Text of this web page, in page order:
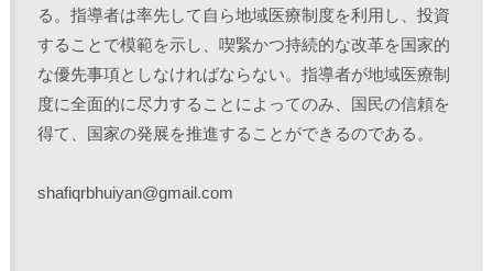
る。指導者は率先して自ら地域医療制度を利用し、投資
することで模範を示し、喫緊かつ持続的な改革を国家的
な優先事項としなければならない。指導者が地域医療制
度に全面的に尽力することによってのみ、国民の信頼を
得て、国家の発展を推進することができるのである。
shafiqrbhuiyan@gmail.com